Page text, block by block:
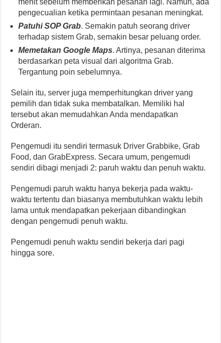
menit sebelum memberikan pesanan lagi. Namun, ada
pengecualian ketika permintaan pesanan meningkat.
Patuhi SOP Grab. Semakin patuh seorang driver
terhadap sistem Grab, semakin besar peluang order.
Memetakan Google Maps. Artinya, pesanan diterima
berdasarkan peta visual dari algoritma Grab.
Tergantung poin sebelumnya.
Selain itu, server juga memperhitungkan driver yang
pemilih dan tidak suka membatalkan. Memiliki hal
tersebut akan memudahkan Anda mendapatkan
Orderan.
Pengemudi itu sendiri termasuk Driver Grabbike, Grab
Food, dan GrabExpress. Secara umum, pengemudi
sendiri dibagi menjadi 2: paruh waktu dan penuh waktu.
Pengemudi paruh waktu hanya bekerja pada waktu-
waktu tertentu dan biasanya membutuhkan waktu lebih
lama untuk mendapatkan pekerjaan dibandingkan
dengan pengemudi penuh waktu.
Pengemudi penuh waktu sendiri bekerja dari pagi
hingga sore.